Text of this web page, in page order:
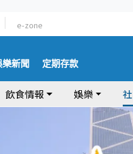
e-zone
樂新聞 定期存款
飲食情報 娛樂